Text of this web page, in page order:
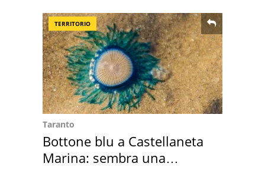
TERRITORIO
Taranto
Bottone blu a Castellaneta
Marina: sembra una